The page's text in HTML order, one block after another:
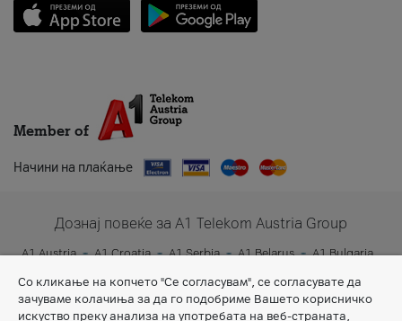
Member of
Начини на плаќање
Дознај повеќе за A1 Telekom Austria Group
A1 Austria A1 Croatia A1 Serbia A1 Belarus
A1 Bulgaria
Со кликање на копчето "Се согласувам", се согласувате да
зачуваме колачиња за да го подобриме Вашето корисничко
искуство преку анализа на употребата на веб-страната,